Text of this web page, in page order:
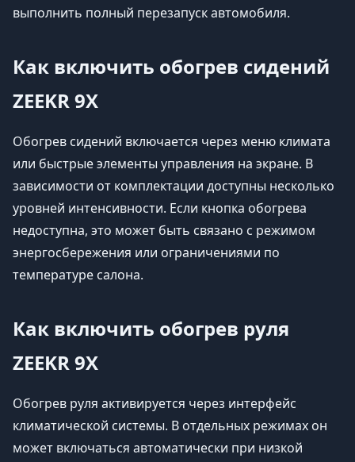
выполнить полный перезапуск автомобиля.
Как включить обогрев сидений
ZEEKR 9X
Обогрев сидений включается через меню климата
или быстрые элементы управления на экране. В
зависимости от комплектации доступны несколько
уровней интенсивности. Если кнопка обогрева
недоступна, это может быть связано с режимом
энергосбережения или ограничениями по
температуре салона.
Как включить обогрев руля
ZEEKR 9X
Обогрев руля активируется через интерфейс
климатической системы. В отдельных режимах он
может включаться автоматически при низкой